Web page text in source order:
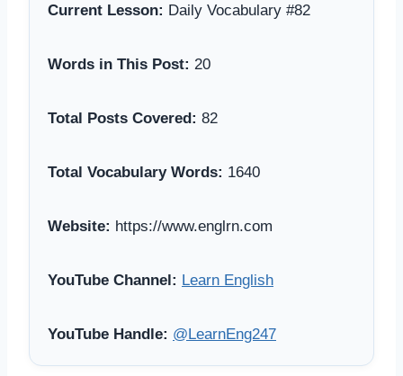
Current Lesson: Daily Vocabulary #82
Words in This Post: 20
Total Posts Covered: 82
Total Vocabulary Words: 1640
Website: https://www.englrn.com
YouTube Channel: Learn English
YouTube Handle: @LearnEng247